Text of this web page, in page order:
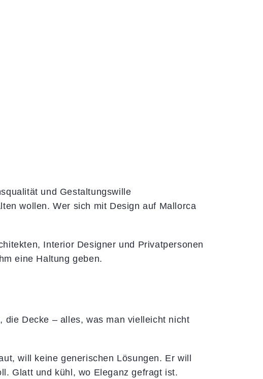
und Gestaltungswille
wollen. Wer sich mit Design auf Mallorca
Interior Designer und Privatpersonen
eine Haltung geben.
Decke – alles, was man vielleicht nicht
will keine generischen Lösungen. Er will
Glatt und kühl, wo Eleganz gefragt ist.